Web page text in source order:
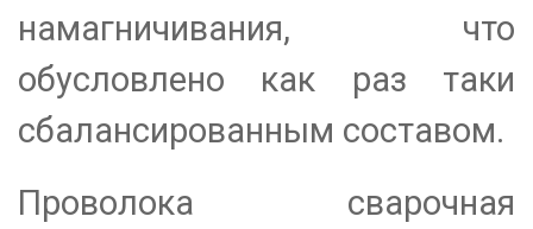
намагничивания, что
обусловлено как раз таки
сбалансированным составом.
Проволока сварочная